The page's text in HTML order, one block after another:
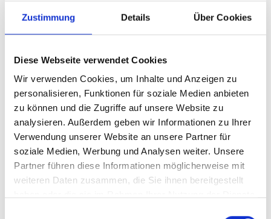
Zustimmung Details Über Cookies
Diese Webseite verwendet Cookies
Wir verwenden Cookies, um Inhalte und Anzeigen zu
personalisieren, Funktionen für soziale Medien anbieten
zu können und die Zugriffe auf unsere Website zu
analysieren. Außerdem geben wir Informationen zu Ihrer
Verwendung unserer Website an unsere Partner für
soziale Medien, Werbung und Analysen weiter. Unsere
Partner führen diese Informationen möglicherweise mit
weiteren Daten zusammen, die Sie ihnen bereitgestellt
Kerbleder fordert von der Landesregierung die
FPÖ-Bildungssprecherin Andrea Kerbleder: „AK-
Bildungsabteilung und Sozial- und
Meinungsforschungsinstitut IFES bestätigen den Bedarf und
geben unserem Landtagsantrag Recht“
Kinz: „Anfragebeantwortung zu Long Covid fällt
erwartungsgemäß unbefriedigend aus!“
18. August 2022
FPÖ-Gesundheitssprecher Dr. Hubert Kinz: „Die
Landesregierung kümmert sich nach wie vor zu wenig um